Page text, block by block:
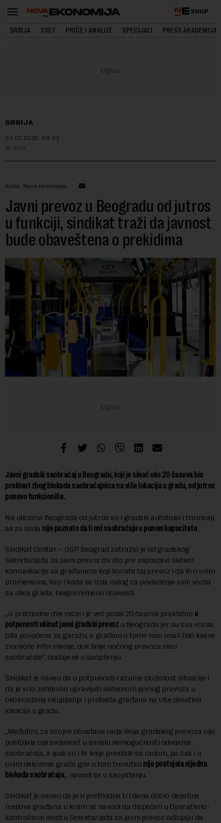
SHOP
SRBIJA SVET PRIČE I ANALIZE SPECIJALI PRESS AKADEMIJA
SRBIJA
03.07.2025. 09:33
Beta
Autor: Nova ekonomija
Javni prevoz u Beogradu od jutros
u funkciji, sindikat traži da javnost
bude obaveštena o prekidima
Javni gradski saobraćaj u Beogradu, koji je sinoć oko 20 časova bio
prekinut zbog blokada saobraćajnica na više lokacija u gradu, od jutros
ponovo funkcioniše.
Na ulicama Beograda od jutros su i gradski autobusi i tramvaji,
ali za sada nije poznato da li oni saobraćaju u punom kapacitetu.
Sindikat Centar – GSP Beograd zatražio je od gradskog
Sekretarijata za javni prevoz da što pre uspostavi sistem
komunikacije sa građanima koji koriste taj prevoz i da ih o svim
promenama, kao i kada se izda nalog za povlačenje svih vozila
sa ulica grada, blagovremeno obavesti.
„U prethodne dve večeri je već posle 20 časova praktično u
potpunosti ukinut javni gradski prevozu Beogradu jer su sva vozila
bila povučena za garažu, a građani o tome nisu imali bilo kakve
zvanične informacije, dok linije noćnog prevoza nisu
saobraćale“, dodaje se u saopšenju.
Sindikat je naveo da u potpunosti razume složenost situacije i
da je vrlo zahtevno upravljati sistemom javnog prevoza u
okolnostima okupljanja i protesta građana na više desetina
lokacija u gradu.
„Međutim, za brojne obustave rada linija gradskog prevoza nije
postojala opravdanost u smislu nemogućnosti odvijanja
saobraćaja, a ipak su i te linije prestale sa radom, pa čak i u
onim delovima grada gde u tom trenutku nije postojala nijedna
blokada saobraćaja„, navodi se u saopštenju.
Sindikat je naveo da je u prethodna tri dana dobio desetine
mejlova građana u kojim se navodi da dispečeri u Operativno-
kontrolnom centru Sekretarijata za javni prevoz odbijaju da